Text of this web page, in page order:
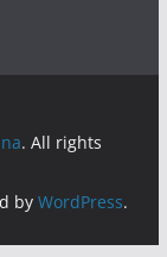
. All rights
by WordPress.